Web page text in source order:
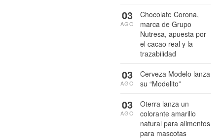
Chocolate Corona,
marca de Grupo
Nutresa, apuesta por
el cacao real y la
trazabilidad
03
AGO
Cerveza Modelo lanza
su “Modelito”
03
AGO
Oterra lanza un
colorante amarillo
natural para alimentos
para mascotas
03
AGO